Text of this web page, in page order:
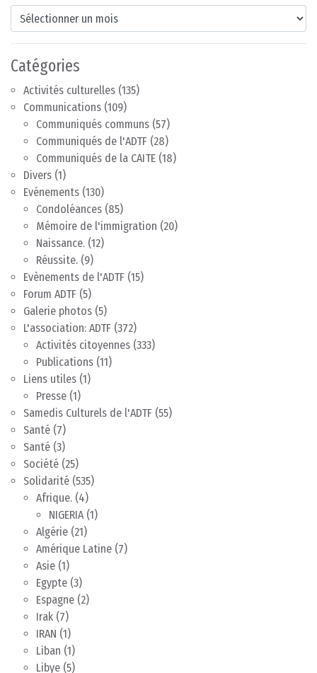
Archives
Catégories
Activités culturelles (135)
Communications (109)
Communiqués communs (57)
Communiqués de l'ADTF (28)
Communiqués de la CAITE (18)
Divers (1)
Evénements (130)
Condoléances (85)
Mémoire de l'immigration (20)
Naissance. (12)
Réussite. (9)
Evènements de l'ADTF (15)
Forum ADTF (5)
Galerie photos (5)
L'association: ADTF (372)
Activités citoyennes (333)
Publications (11)
Liens utiles (1)
Presse (1)
Samedis Culturels de l'ADTF (55)
Santé (7)
Santé (3)
Société (25)
Solidarité (535)
Afrique. (4)
NIGERIA(1)
Algérie (21)
Amérique Latine (7)
Asie (1)
Egypte (3)
Espagne (2)
Irak (7)
IRAN (1)
Liban (1)
Libye (5)